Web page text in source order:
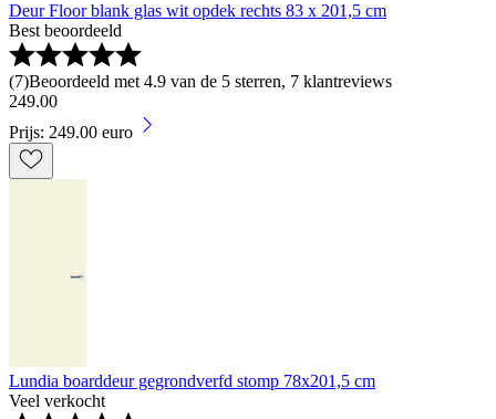
Deur Floor blank glas wit opdek rechts 83 x 201,5 cm
Best beoordeeld
(7)Beoordeeld met 4.9 van de 5 sterren, 7 klantreviews
249.00
Prijs: 249.00 euro
Lundia boarddeur gegrondverfd stomp 78x201,5 cm
Veel verkocht